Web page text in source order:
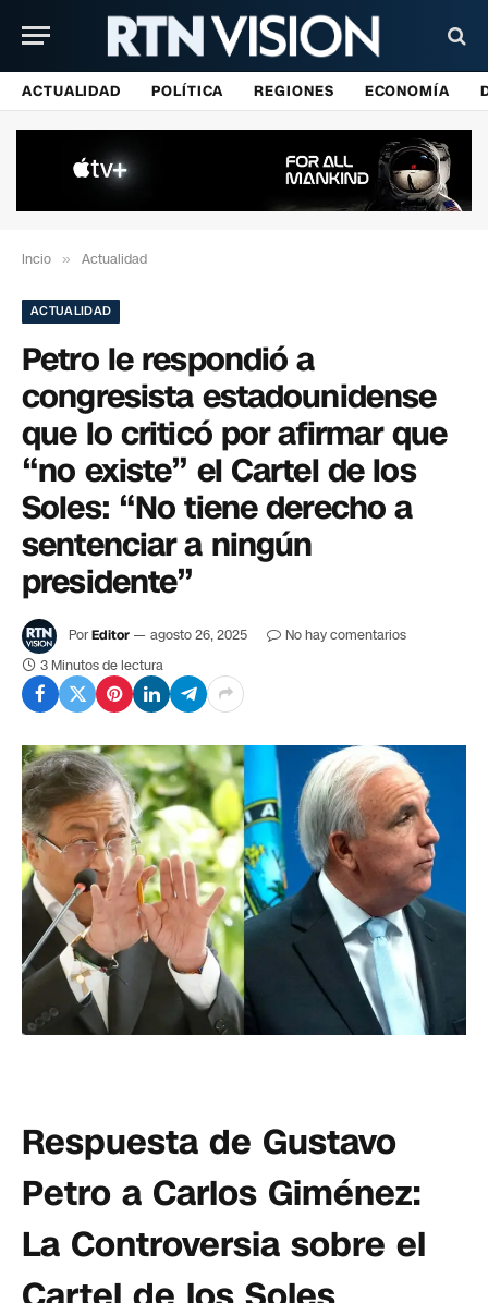
ACTUALIDAD POLÍTICA REGIONES ECONOMÍA
Incio » Actualidad
ACTUALIDAD
Petro le respondió a
congresista estadounidense
que lo criticó por afirmar que
“no existe” el Cartel de los
Soles: “No tiene derecho a
sentenciar a ningún
presidente”
PorEditor agosto 26, 2025
No hay comentarios
3 Minutos de lectura
Respuesta de Gustavo
Petro a Carlos Giménez:
La Controversia sobre el